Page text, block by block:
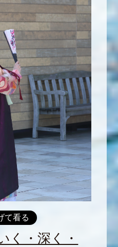
て看る
く・深く・